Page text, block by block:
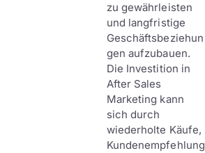
zu gewährleisten
und langfristige
Geschäftsbeziehun
gen aufzubauen.
Die Investition in
After Sales
Marketing kann
sich durch
wiederholte Käufe,
Kundenempfehlung